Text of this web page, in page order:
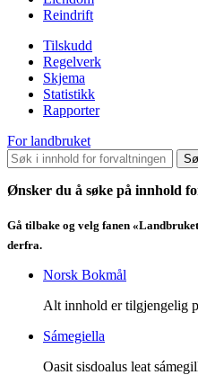
Reindrift
Tilskudd
Regelverk
Skjema
Statistikk
Rapporter
For landbruket
Ønsker du å søke på innhold
Gå tilbake og velg fanen
derfra.
Norsk Bokmål
Alt innhold er tilgjengelig
Sámegiella
Oasit sisdoalus leat